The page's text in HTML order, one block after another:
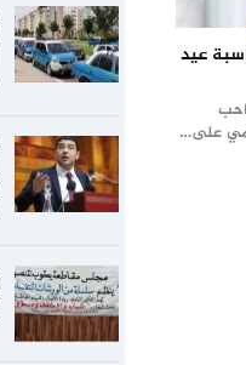
742 شخصا بمناسبة عيد
على…